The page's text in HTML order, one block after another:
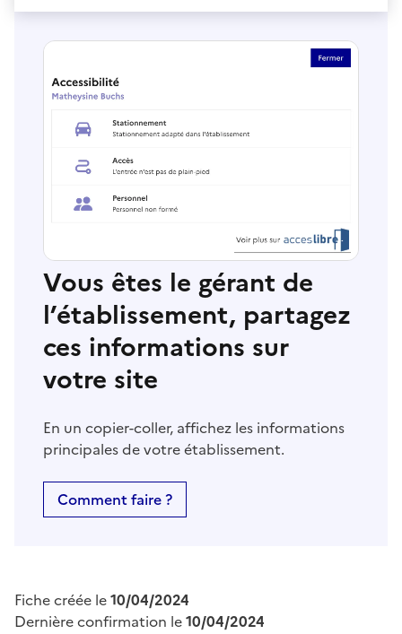
Vous êtes le gérant de
l’établissement, partagez
ces informations sur
votre site
En un copier-coller, affichez les informations
principales de votre établissement.
Comment faire ?
Fiche créée le10/04/2024
Dernière confirmation le10/04/2024